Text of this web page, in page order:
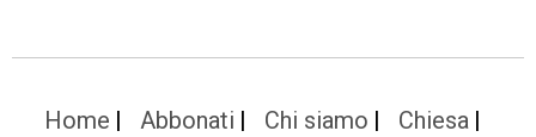
Home Abbonati Chi siamo
Chiesa